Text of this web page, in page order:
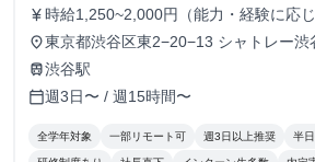
currency_yen 時給1,250~2,000円（能力・経験に応じ
place東京都渋谷区東2−20−13 シャトレー渋
train渋谷駅
calendar_today週3日〜 / 週15時間〜
全学年対象 一部リモート可 週3日以上推奨 半